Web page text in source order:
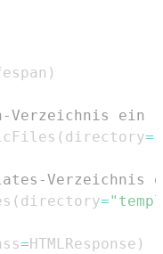
)
Verzeichnis ein
( directory=
Verzeichnis
( directory=
= HTMLResponse )